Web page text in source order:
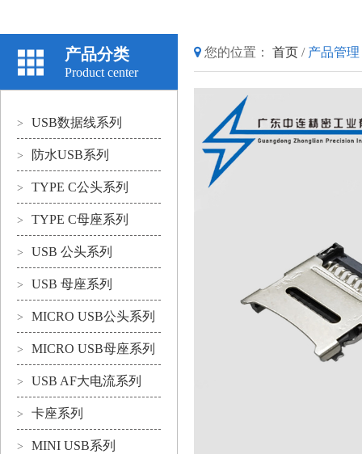
产品分类
Product center
> USB数据线系列
> 防水USB系列
> TYPE C公头系列
> TYPE C母座系列
> USB 公头系列
> USB 母座系列
> MICRO USB公头系列
> MICRO USB母座系列
> USB AF大电流系列
> 卡座系列
> MINI USB系列
您的位置： 首页 / 产品管理